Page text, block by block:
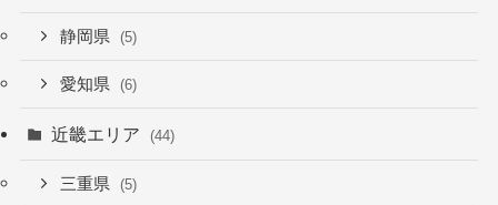
静岡県 (5)
愛知県 (6)
近畿エリア (44)
三重県 (5)